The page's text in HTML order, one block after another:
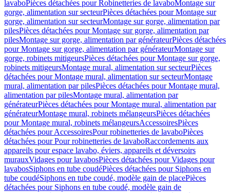
lavaboPièces détachées pour Robinetteries de lavaboMontage sur
gorge, alimentation sur secteurPièces détachées pour Montage sur
gorge, alimentation sur secteurMontage sur gorge, alimentation par
pilesPièces détachées pour Montage sur gorge, alimentation par
pilesMontage sur gorge, alimentation par générateurPièces détachées
pour Montage sur gorge, alimentation par générateurMontage sur
gorge, robinets mitigeursPièces détachées pour Montage sur gorge,
robinets mitigeursMontage mural, alimentation sur secteurPièces
détachées pour Montage mural, alimentation sur secteurMontage
mural, alimentation par pilesPièces détachées pour Montage mural,
alimentation par pilesMontage mural, alimentation par
générateurPièces détachées pour Montage mural, alimentation par
générateurMontage mural, robinets mélangeursPièces détachées
pour Montage mural, robinets mélangeursAccessoiresPièces
détachées pour AccessoiresPour robinetteries de lavaboPièces
détachées pour Pour robinetteries de lavaboRaccordements aux
appareils pour espace lavabo, éviers, appareils et déversoirs
murauxVidages pour lavabosPièces détachées pour Vidages pour
lavabosSiphons en tube coudéPièces détachées pour Siphons en
tube coudéSiphons en tube coudé, modèle gain de placePièces
détachées pour Siphons en tube coudé, modèle gain de